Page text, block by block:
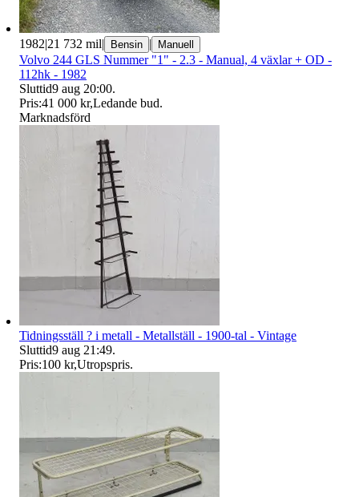
1982|21 732 mil| Bensin | Manuell
Volvo 244 GLS Nummer "1" - 2.3 - Manual, 4 växlar + OD -
112hk - 1982
Sluttid9 aug 20:00.
Pris:41 000 kr,Ledande bud.
Marknadsförd
Tidningsställ ? i metall - Metallställ - 1900-tal - Vintage
Sluttid9 aug 21:49.
Pris:100 kr,Utropspris.